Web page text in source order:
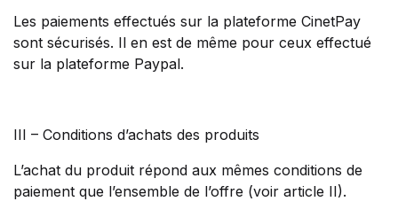
Les paiements effectués sur la plateforme CinetPay
sont sécurisés. Il en est de même pour ceux effectué
sur la plateforme Paypal.
III – Conditions d’achats des produits
L’achat du produit répond aux mêmes conditions de
paiement que l’ensemble de l’offre (voir article II).